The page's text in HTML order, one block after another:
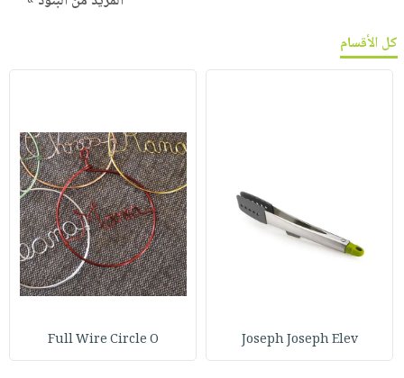
كل الأقسام
Joseph Joseph Elev
Full Wire Circle O